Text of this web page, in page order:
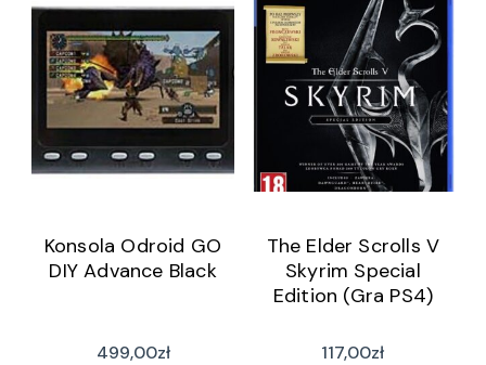
Konsola Odroid GO
DIY Advance Black
499,00zł
The Elder Scrolls V
Skyrim Special
Edition (Gra PS4)
117,00zł